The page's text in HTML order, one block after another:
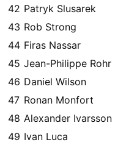
42 Patryk Slusarek
43 Rob Strong
44 Firas Nassar
45 Jean-Philippe Rohr
46 Daniel Wilson
47 Ronan Monfort
48 Alexander Ivarsson
49 Ivan Luca